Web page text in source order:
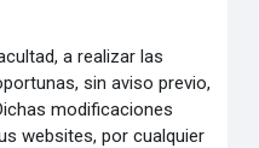
a realizar las
sin avisoprevio,
modificaciones
websites,por cualquier